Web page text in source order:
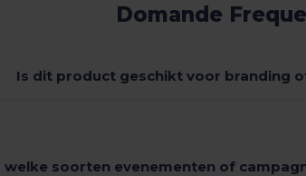
Domande
Is dit product geschikt voor branding
welke soorten evenementen of